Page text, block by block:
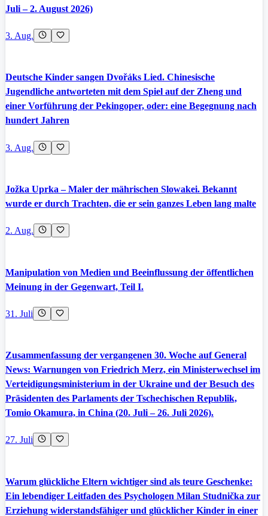
Juli – 2. August 2026)
3. Aug.
Deutsche Kinder sangen Dvořáks Lied. Chinesische
Jugendliche antworteten mit dem Spiel auf der Zheng und
einer Vorführung der Pekingoper, oder: eine Begegnung nach
hundert Jahren
3. Aug.
Jožka Uprka – Maler der mährischen Slowakei. Bekannt
wurde er durch Trachten, die er sein ganzes Leben lang malte
2. Aug.
Manipulation von Medien und Beeinflussung der öffentlichen
Meinung in der Gegenwart, Teil I.
31. Juli
Zusammenfassung der vergangenen 30. Woche auf General
News: Warnungen von Friedrich Merz, ein Ministerwechsel im
Verteidigungsministerium in der Ukraine und der Besuch des
Präsidenten des Parlaments der Tschechischen Republik,
Tomio Okamura, in China (20. Juli – 26. Juli 2026).
27. Juli
Warum glückliche Eltern wichtiger sind als teure Geschenke:
Ein lebendiger Leitfaden des Psychologen Milan Studnička zur
Erziehung widerstandsfähiger und glücklicher Kinder in einer